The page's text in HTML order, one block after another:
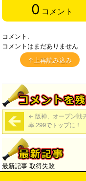
0 コメント
コメント.
コメントはまだありません
↑上再読み込み
← 阪神、オープン戦
率.299でトップに！
最新記事 取得失敗